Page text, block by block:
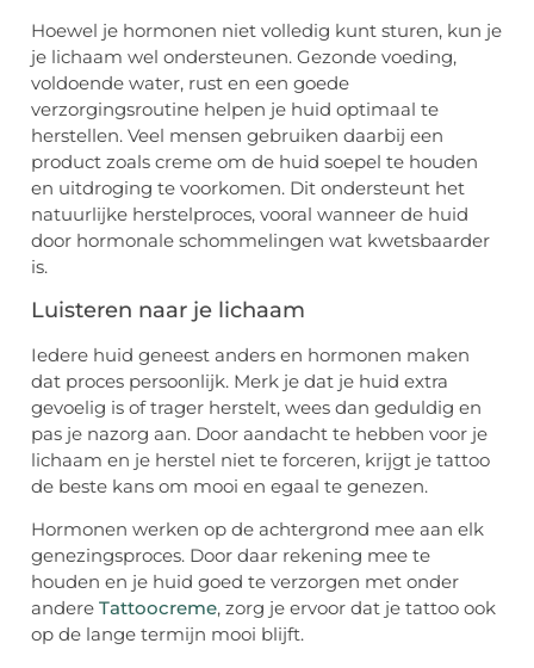
Hoewel je hormonen niet volledig kunt sturen, kun je
je lichaam wel ondersteunen. Gezonde voeding,
voldoende water, rust en een goede
verzorgingsroutine helpen je huid optimaal te
herstellen. Veel mensen gebruiken daarbij een
product zoals creme om de huid soepel te houden
en uitdroging te voorkomen. Dit ondersteunt het
natuurlijke herstelproces, vooral wanneer de huid
door hormonale schommelingen wat kwetsbaarder
is.
Luisteren naar je lichaam
Iedere huid geneest anders en hormonen maken
dat proces persoonlijk. Merk je dat je huid extra
gevoelig is of trager herstelt, wees dan geduldig en
pas je nazorg aan. Door aandacht te hebben voor je
lichaam en je herstel niet te forceren, krijgt je tattoo
de beste kans om mooi en egaal te genezen.
Hormonen werken op de achtergrond mee aan elk
genezingsproces. Door daar rekening mee te
houden en je huid goed te verzorgen met onder
andere Tattoocreme, zorg je ervoor dat je tattoo ook
op de lange termijn mooi blijft.